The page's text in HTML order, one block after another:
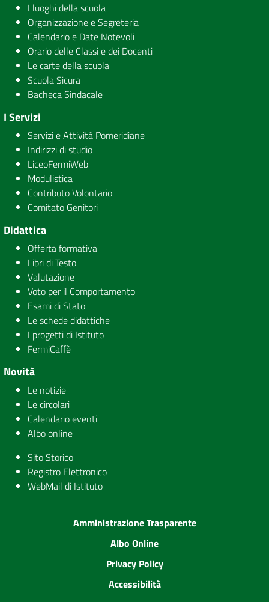
I luoghi della scuola
Organizzazione e Segreteria
Calendario e Date Notevoli
Orario delle Classi e dei Docenti
Le carte della scuola
Scuola Sicura
Bacheca Sindacale
I Servizi
Servizi e Attività Pomeridiane
Indirizzi di studio
LiceoFermiWeb
Modulistica
Contributo Volontario
Comitato Genitori
Didattica
Offerta formativa
Libri di Testo
Valutazione
Voto per il Comportamento
Esami di Stato
Le schede didattiche
I progetti di Istituto
FermiCaffè
Novità
Le notizie
Le circolari
Calendario eventi
Albo online
Sito Storico
Registro Elettronico
WebMail di Istituto
Amministrazione Trasparente
Albo Online
Privacy Policy
Accessibilità